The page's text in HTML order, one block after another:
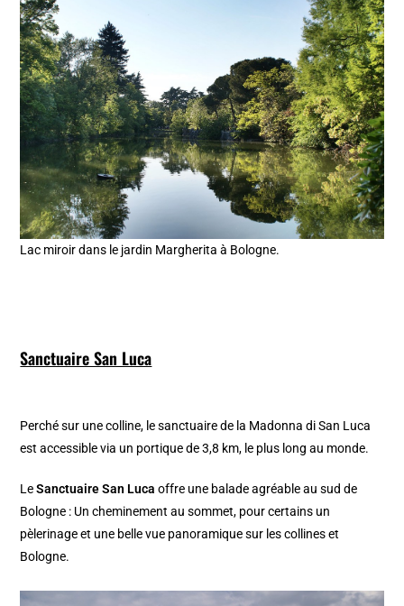
Lac miroir dans le jardin Margherita à Bologne.
Sanctuaire San Luca
Perché sur une colline, le sanctuaire de la Madonna di San Luca
est accessible via un portique de 3,8 km, le plus long au monde.
LeSanctuaire San Luca offre une balade agréable au sud de
Bologne : Un cheminement au sommet, pour certains un
pèlerinage et une belle vue panoramique sur les collines et
Bologne.